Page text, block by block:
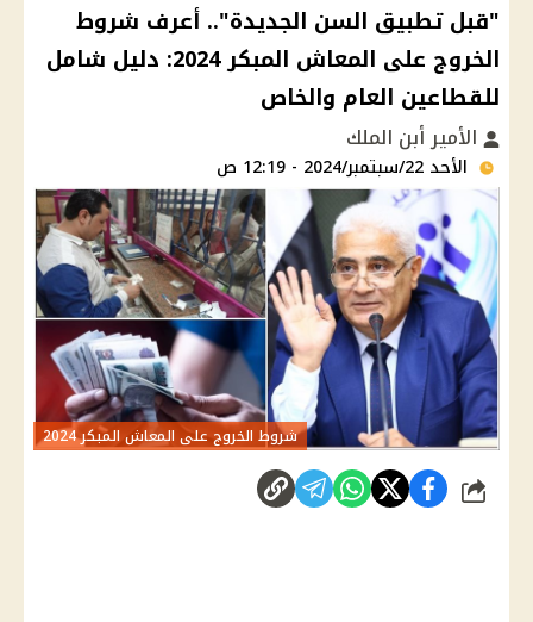
"قبل تطبيق السن الجديدة".. أعرف شروط
الخروج على المعاش المبكر 2024: دليل شامل
للقطاعين العام والخاص
الأمير أبن الملك
الأحد 22/سبتمبر/2024 - 12:19 ص
شروط الخروج على المعاش المبكر 2024
شارك